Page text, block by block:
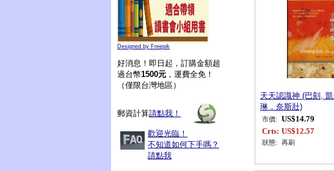
Designed by Freepik
好消息！即日起，訂購金額超
過台幣1500元 ，運費全免！
（僅限台灣地區）
郵資計算請點我！
歡迎光臨！
不知道如何下手嗎？
請點我
天天認識神 (巴刻,
琳．奈斯壯)
市價:
US$14.79
Crts: US$12.57
狀態: 再刷